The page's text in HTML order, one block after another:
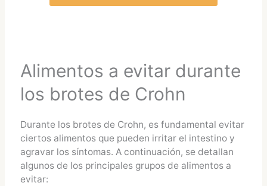
Alimentos a evitar durante
los brotes de Crohn
Durante los brotes de Crohn, es fundamental evitar
ciertos alimentos que pueden irritar el intestino y
agravar los síntomas. A continuación, se detallan
algunos de los principales grupos de alimentos a
evitar: